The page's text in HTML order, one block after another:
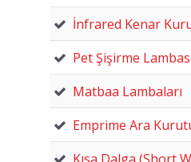
İnfrared Kenar
Pet Şişirme
Matbaa Lambaları
Emprime Ara